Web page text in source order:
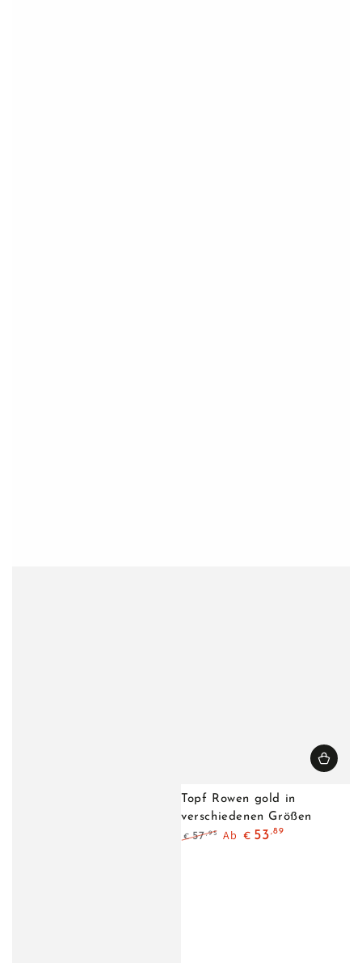
Topf Rowen gold in
verschiedenen Größen
€ 57,95 Ab € 53,89